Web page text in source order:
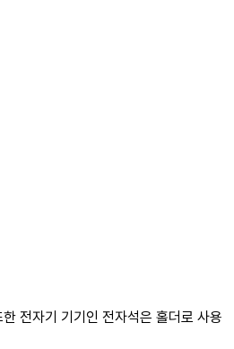
전자기 기기인 전자석은 홀더로 사용